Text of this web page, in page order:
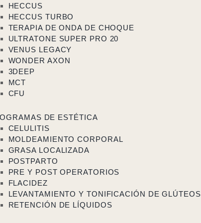
HECCUS
HECCUS TURBO
TERAPIA DE ONDA DE CHOQUE
ULTRATONE SUPER PRO 20
VENUS LEGACY
WONDER AXON
3DEEP
MCT
CFU
DE ESTÉTICA
CELULITIS
MOLDEAMIENTO CORPORAL
GRASA LOCALIZADA
POSTPARTO
PRE Y POST OPERATORIOS
FLACIDEZ
LEVANTAMIENTO Y TONIFICACIÓN DE GLÚTEOS
RETENCIÓN DE LÍQUIDOS